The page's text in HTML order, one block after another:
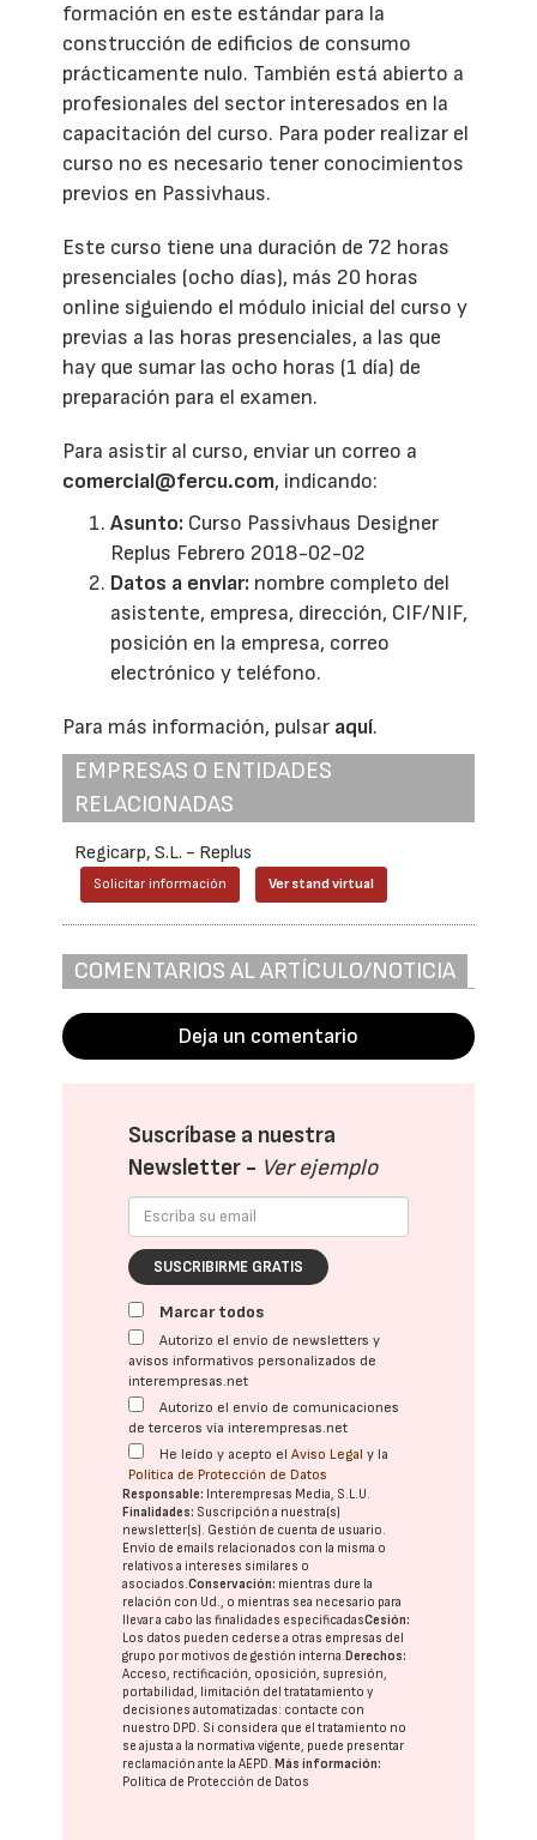
formación en este estándar para la
construcción de edificios de consumo
prácticamente nulo. También está abierto a
profesionales del sector interesados en la
capacitación del curso. Para poder realizar el
curso no es necesario tener conocimientos
previos en Passivhaus.
Este curso tiene una duración de 72 horas
presenciales (ocho días), más 20 horas
online siguiendo el módulo inicial del curso y
previas a las horas presenciales, a las que
hay que sumar las ocho horas (1 día) de
preparación para el examen.
Para asistir al curso, enviar un correo a
comercial@fercu.com, indicando:
Asunto: Curso Passivhaus Designer
Replus Febrero 2018-02-02
Datos a enviar: nombre completo del
asistente, empresa, dirección, CIF/NIF,
posición en la empresa, correo
electrónico y teléfono.
Para más información, pulsar aquí.
EMPRESAS O ENTIDADES
RELACIONADAS
Regicarp, S.L. - Replus
Solicitar información Ver stand virtual
COMENTARIOS AL ARTÍCULO/NOTICIA
Deja un comentario
Suscríbase a nuestra
Newsletter - Ver ejemplo
SUSCRIBIRME GRATIS
Marcar todos
Autorizo el envío de newsletters y
avisos informativos personalizados de
interempresas.net
Autorizo el envío de comunicaciones
de terceros vía interempresas.net
He leído y acepto elAviso Legal y la
Política de Protección de Datos
Responsable: Interempresas Media, S.L.U.
Finalidades: Suscripción a nuestra(s)
newsletter(s). Gestión de cuenta de usuario.
Envío de emails relacionados con la misma o
relativos a intereses similares o
asociados.Conservación: mientras dure la
relación con Ud., o mientras sea necesario para
llevar a cabo las finalidades especificadasCesión:
Los datos pueden cederse a otras empresas del
grupo por motivos de gestión interna.Derechos:
Acceso, rectificación, oposición, supresión,
portabilidad, limitación del tratatamiento y
decisiones automatizadas: contacte con
nuestro DPD. Si considera que el tratamiento no
se ajusta a la normativa vigente, puede presentar
reclamación ante laAEPD.Más información:
Política de Protección de Datos